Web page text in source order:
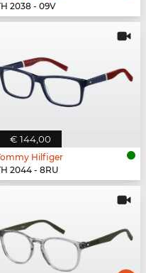
2038 - 09V
€ 144,00
Hilfiger
2044 - 8RU